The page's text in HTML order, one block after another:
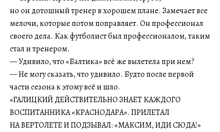
но он дотошный тренер в хорошем плане. Замечает все
мелочи, которые потом поправляет. Он профессионал
своего дела. Как футболист был профессионалом, таким
стал и тренером.
— Удивило, что «Балтика» всё же вылетела при нем?
— Не могу сказать, что удивило. Будто после первой
части сезона к этому всё и шло.
«ГАЛИЦКИЙ ДЕЙСТВИТЕЛЬНО ЗНАЕТ КАЖДОГО
ВОСПИТАННИКА «КРАСНОДАРА». ПРИЛЕТАЛ
НА ВЕРТОЛЕТЕ И ПОДЗЫВАЛ: «МАКСИМ, ИДИ СЮДА!»